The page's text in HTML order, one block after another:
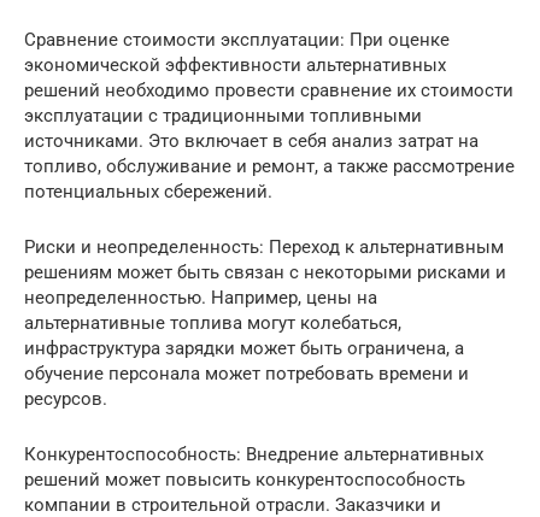
Сравнение стоимости эксплуатации: При оценке
экономической эффективности альтернативных
решений необходимо провести сравнение их стоимости
эксплуатации с традиционными топливными
источниками. Это включает в себя анализ затрат на
топливо, обслуживание и ремонт, а также рассмотрение
потенциальных сбережений.
Риски и неопределенность: Переход к альтернативным
решениям может быть связан с некоторыми рисками и
неопределенностью. Например, цены на
альтернативные топлива могут колебаться,
инфраструктура зарядки может быть ограничена, а
обучение персонала может потребовать времени и
ресурсов.
Конкурентоспособность: Внедрение альтернативных
решений может повысить конкурентоспособность
компании в строительной отрасли. Заказчики и